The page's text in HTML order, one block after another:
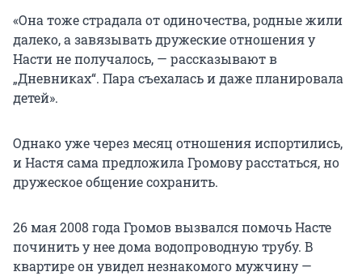
«Она тоже страдала от одиночества, родные жили
далеко, а завязывать дружеские отношения у
Насти не получалось, — рассказывают в
„Дневниках“. Пара съехалась и даже планировала
детей».
Однако уже через месяц отношения испортились,
и Настя сама предложила Громову расстаться, но
дружеское общение сохранить.
26 мая 2008 года Громов вызвался помочь Насте
починить у нее дома водопроводную трубу. В
квартире он увидел незнакомого мужчину —